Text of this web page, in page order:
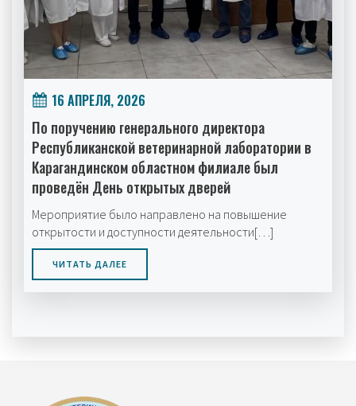
16 АПРЕЛЯ, 2026
По поручению генерального директора
Республиканской ветеринарной лаборатории в
Карагандинском областном филиале был
проведён День открытых дверей
Мероприятие было направлено на повышение
открытости и доступности деятельности[…]
ЧИТАТЬ ДАЛЕЕ